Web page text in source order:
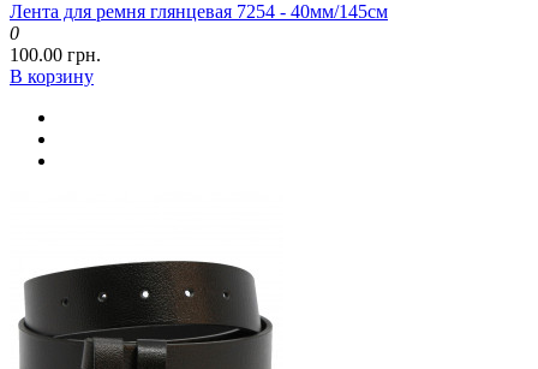
Лента для ремня глянцевая 7254 - 40мм/145см
0
100.00 грн.
В корзину